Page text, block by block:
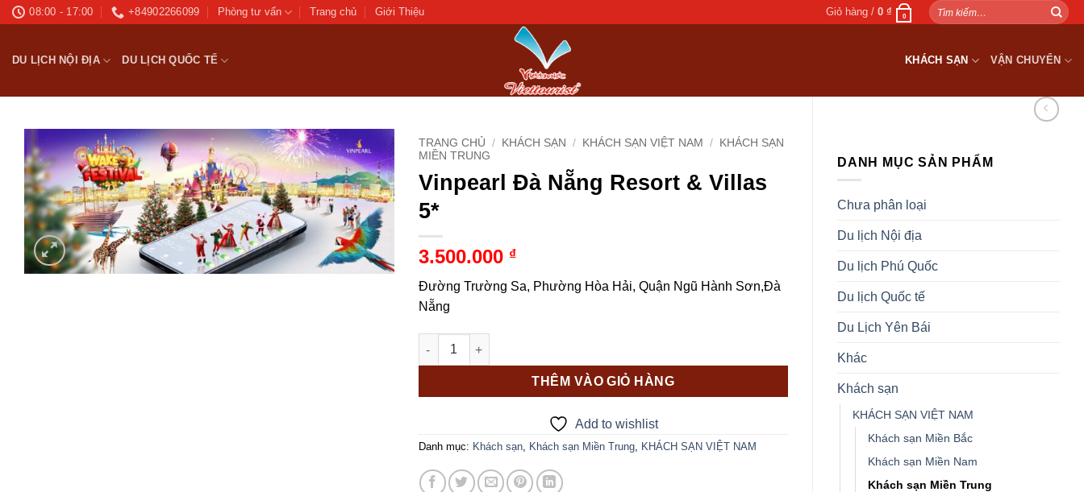
Bỏ
08:00 - 17:00 +84902266099 Phòng tư vấn Trang chủ Giới Thiệu Giỏ hàng /0₫ 0
Tìm
kiếm:
DU LỊCH NỘI ĐỊA DU LỊCH QUỐC TẾ KHÁCH SẠN VẬN CHUYỂN
DANH MỤC SẢN PHẨM
Chưa phân loại
Du lịch Nội địa
Du lịch Phú Quốc
Du lịch Quốc tế
Du Lịch Yên Bái
Khác
Khách sạn
KHÁCH SẠN VIỆT NAM
Khách sạn Miền Bắc
Khách sạn Miền Nam
Khách sạn Miền Trung
Add to
wishlist
TRANG CHỦ / KHÁCH SẠN / KHÁCH SẠN VIỆT NAM /
KHÁCH SẠN
MIỀN TRUNG
Vinpearl Đà Nẵng Resort & Villas
5*
3.500.000 ₫
Đường Trường Sa, Phường Hòa Hải, Quận Ngũ Hành Sơn,Đà
Nẵng
Vinpearl Đà Nẵng Resort & Villas 5* số lượng
THÊM VÀO GIỎ HÀNG
Add to wishlist
Danh mục: Khách sạn, Khách sạn Miền Trung, KHÁCH SẠN VIỆT NAM